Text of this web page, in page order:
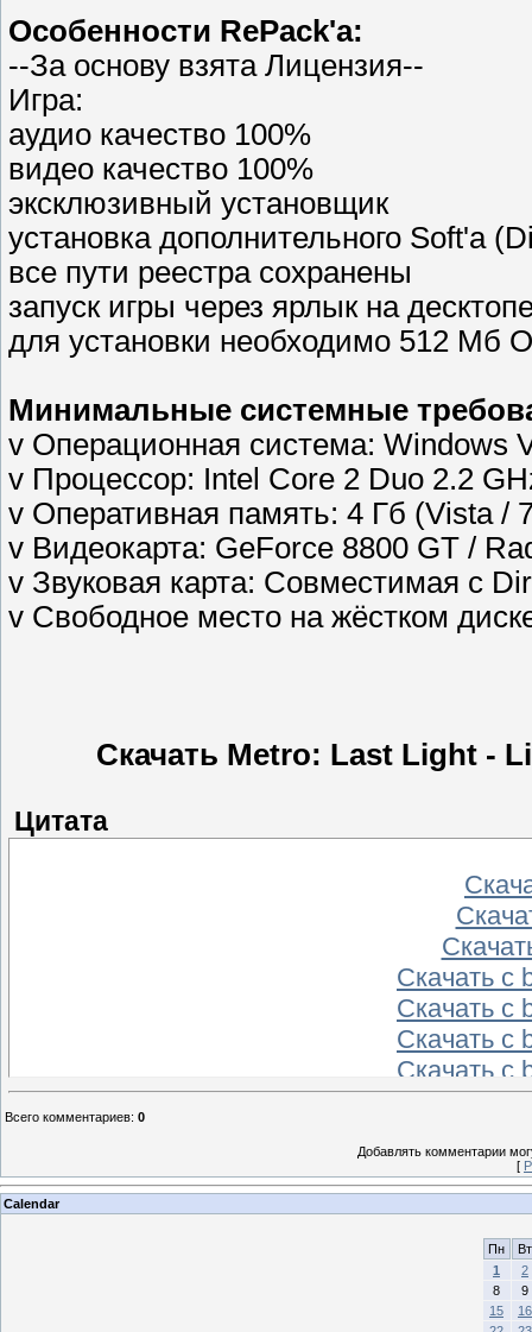
Особенности RePack'a:
--За основу взята Лицензия--
Игра:
аудио качество 100%
видео качество 100%
эксклюзивный установщик
установка дополнительного Soft'a
все пути реестра сохранены
запуск игры через ярлык на
для установки необходимо 512 Мб
Минимальные системные
v Операционная система: Windows
v Процессор: Intel Core 2 Duo 2.2
v Оперативная память: 4 Гб (Vista /
v Видеокарта: GeForce 8800 GT /
v Звуковая карта: Совместимая с
v Свободное место на жёстком
Скачать Metro: Last Light -
Цитата
Скачать с
Скачать с
Скачать с
Скачать с
Скачать с
Скачать с
Скачать с
Скачать с
Скачать с
Скачать с
Всего комментариев: 0
Добавлять комментарии
[
Calendar
Пн
Вт
1
2
8
9
15
16